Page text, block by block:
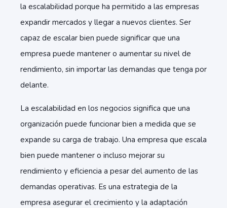
la escalabilidad porque ha permitido a las empresas
expandir mercados y llegar a nuevos clientes. Ser
capaz de escalar bien puede significar que una
empresa puede mantener o aumentar su nivel de
rendimiento, sin importar las demandas que tenga por
delante.
La escalabilidad en los negocios significa que una
organización puede funcionar bien a medida que se
expande su carga de trabajo. Una empresa que escala
bien puede mantener o incluso mejorar su
rendimiento y eficiencia a pesar del aumento de las
demandas operativas. Es una estrategia de la
empresa asegurar el crecimiento y la adaptación